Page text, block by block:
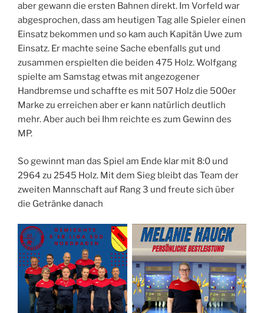
aber gewann die ersten Bahnen direkt. Im Vorfeld war
abgesprochen, dass am heutigen Tag alle Spieler einen
Einsatz bekommen und so kam auch Kapitän Uwe zum
Einsatz. Er machte seine Sache ebenfalls gut und
zusammen erspielten die beiden 475 Holz. Wolfgang
spielte am Samstag etwas mit angezogener
Handbremse und schaffte es mit 507 Holz die 500er
Marke zu erreichen aber er kann natürlich deutlich
mehr. Aber auch bei Ihm reichte es zum Gewinn des
MP.
So gewinnt man das Spiel am Ende klar mit 8:0 und
2964 zu 2545 Holz. Mit dem Sieg bleibt das Team der
zweiten Mannschaft auf Rang 3 und freute sich über
die Getränke danach